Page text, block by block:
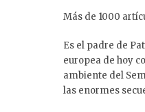
Más de 1000
Es el padre de
europea de hoy
ambiente del
las enormes